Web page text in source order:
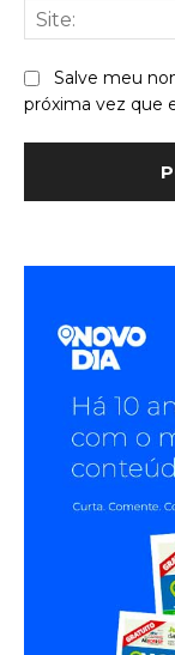
Salve meu
próxima vez que